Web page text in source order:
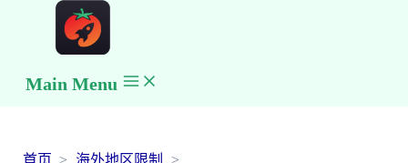
Main Menu
首页
海外地区限制